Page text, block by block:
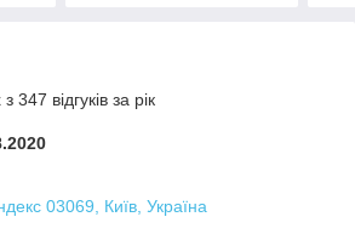
347 відгуків за рік
03069, Київ, Україна